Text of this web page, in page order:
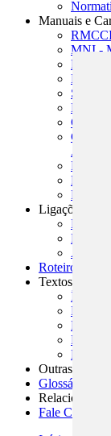
Manuais e
MNI -
MTVM
MCR -
CNAE-
PMF -
Ligações
Links
Roteiros para
Textos
Índice
Na
Fórum
Outras
Glossário
Fale Conosco